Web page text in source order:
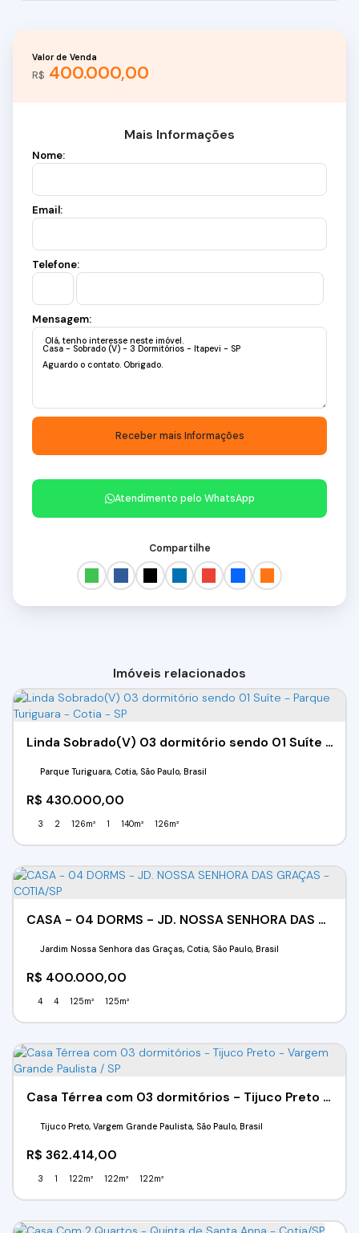
R$ 400.000,00
Valor de Venda
Mais Informações
Nome:
Email:
Telefone:
Mensagem:
Atendimento pelo WhatsApp
Compartilhe
Imóveis relacionados
Linda Sobrado(V) 03 dormitório sendo 01 Suíte - Parque Turiguara - Cotia - SP
R$ 430.000,00
Parque Turiguara, Cotia, São Paulo, Brasil
3 2 126m² 1 140m² 126m²
CASA - 04 DORMS - JD. NOSSA SENHORA DAS GRAÇAS - COTIA/SP
R$ 400.000,00
Jardim Nossa Senhora das Graças, Cotia, São Paulo, Brasil
4 4 125m² 125m²
Casa Térrea com 03 dormitórios - Tijuco Preto - Vargem Grande Paulista / SP
R$ 362.414,00
Tijuco Preto, Vargem Grande Paulista, São Paulo, Brasil
3 1 122m² 122m² 122m²